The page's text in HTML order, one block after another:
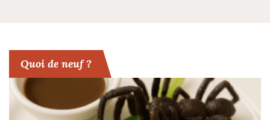
Quoi de neuf ?